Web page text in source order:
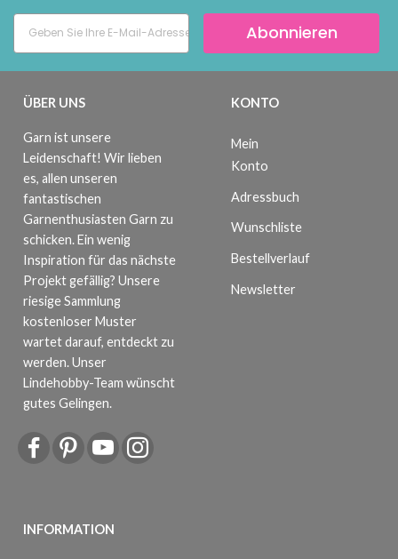
Abonnieren
ÜBER UNS
Garn ist unsere
Leidenschaft! Wir lieben
es, allen unseren
fantastischen
Garnenthusiasten Garn zu
schicken. Ein wenig
Inspiration für das nächste
Projekt gefällig? Unsere
riesige Sammlung
kostenloser Muster
wartet darauf, entdeckt zu
werden. Unser
Lindehobby-Team wünscht
gutes Gelingen.
INFORMATION
KONTO
Mein
Konto
Adressbuch
Wunschliste
Bestellverlauf
Newsletter